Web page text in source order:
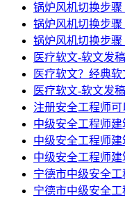
锅炉风机切换步
锅炉风机切换步
锅炉风机切换步
医疗软文-软文发
医疗软文？经典
医疗软文-软文发
注册安全工程师
中级安全工程师
中级安全工程师
中级安全工程师
宁德市中级安全
宁德市中级安全